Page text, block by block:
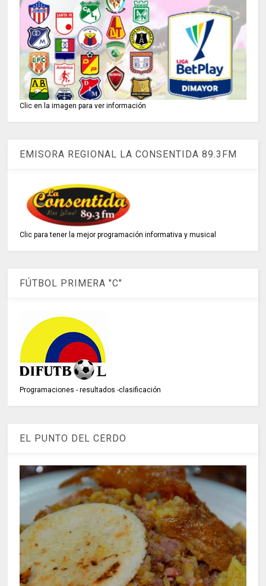
Clic en la imagen para ver información
EMISORA REGIONAL LA CONSENTIDA 89.3FM
Clic para tener la mejor programación informativa y musical
FÚTBOL PRIMERA "C"
Programaciones - resultados -clasificación
EL PUNTO DEL CERDO